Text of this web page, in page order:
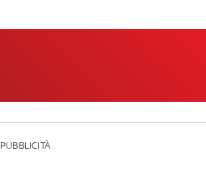
PUBBLICITÀ